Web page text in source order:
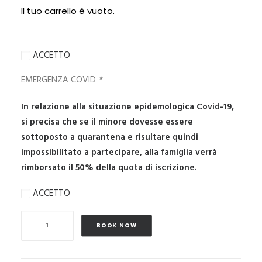
Il tuo carrello è vuoto.
completato la procedura di acquisto on-line, sarà
ACCETTO
EMERGENZA COVID *
In relazione alla situazione epidemologica Covid-19,
si precisa che se il minore dovesse essere
sottoposto a quarantena e risultare quindi
impossibilitato a partecipare, alla famiglia verrà
rimborsato il 50% della quota di iscrizione.
ACCETTO
BOOK NOW